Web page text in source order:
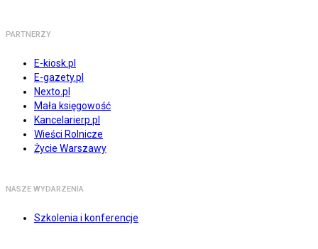
PARTNERZY
E-kiosk.pl
E-gazety.pl
Nexto.pl
Mała księgowość
Kancelarierp.pl
Wieści Rolnicze
Życie Warszawy
NASZE WYDARZENIA
Szkolenia i konferencje